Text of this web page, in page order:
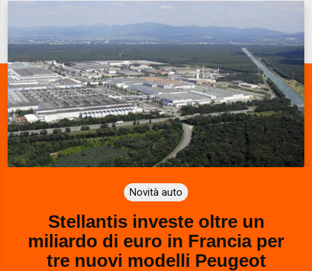
Novità auto
Stellantis investe oltre un
miliardo di euro in Francia per
tre nuovi modelli Peugeot